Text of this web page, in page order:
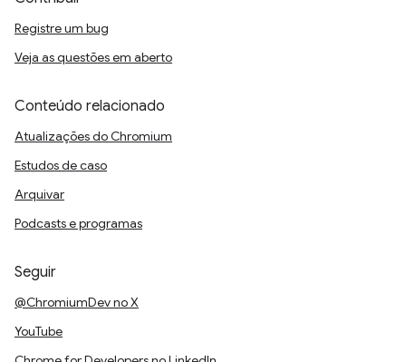
Registre um bug
Veja as questões em aberto
Conteúdo relacionado
Atualizações do Chromium
Estudos de caso
Arquivar
Podcasts e programas
Seguir
@ChromiumDev no X
YouTube